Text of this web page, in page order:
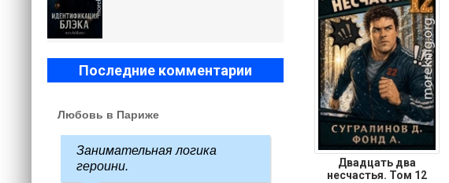
Двадцать два
несчастья. Том 12
Последние комментарии
Любовь в Париже
Занимательная логика
героини.